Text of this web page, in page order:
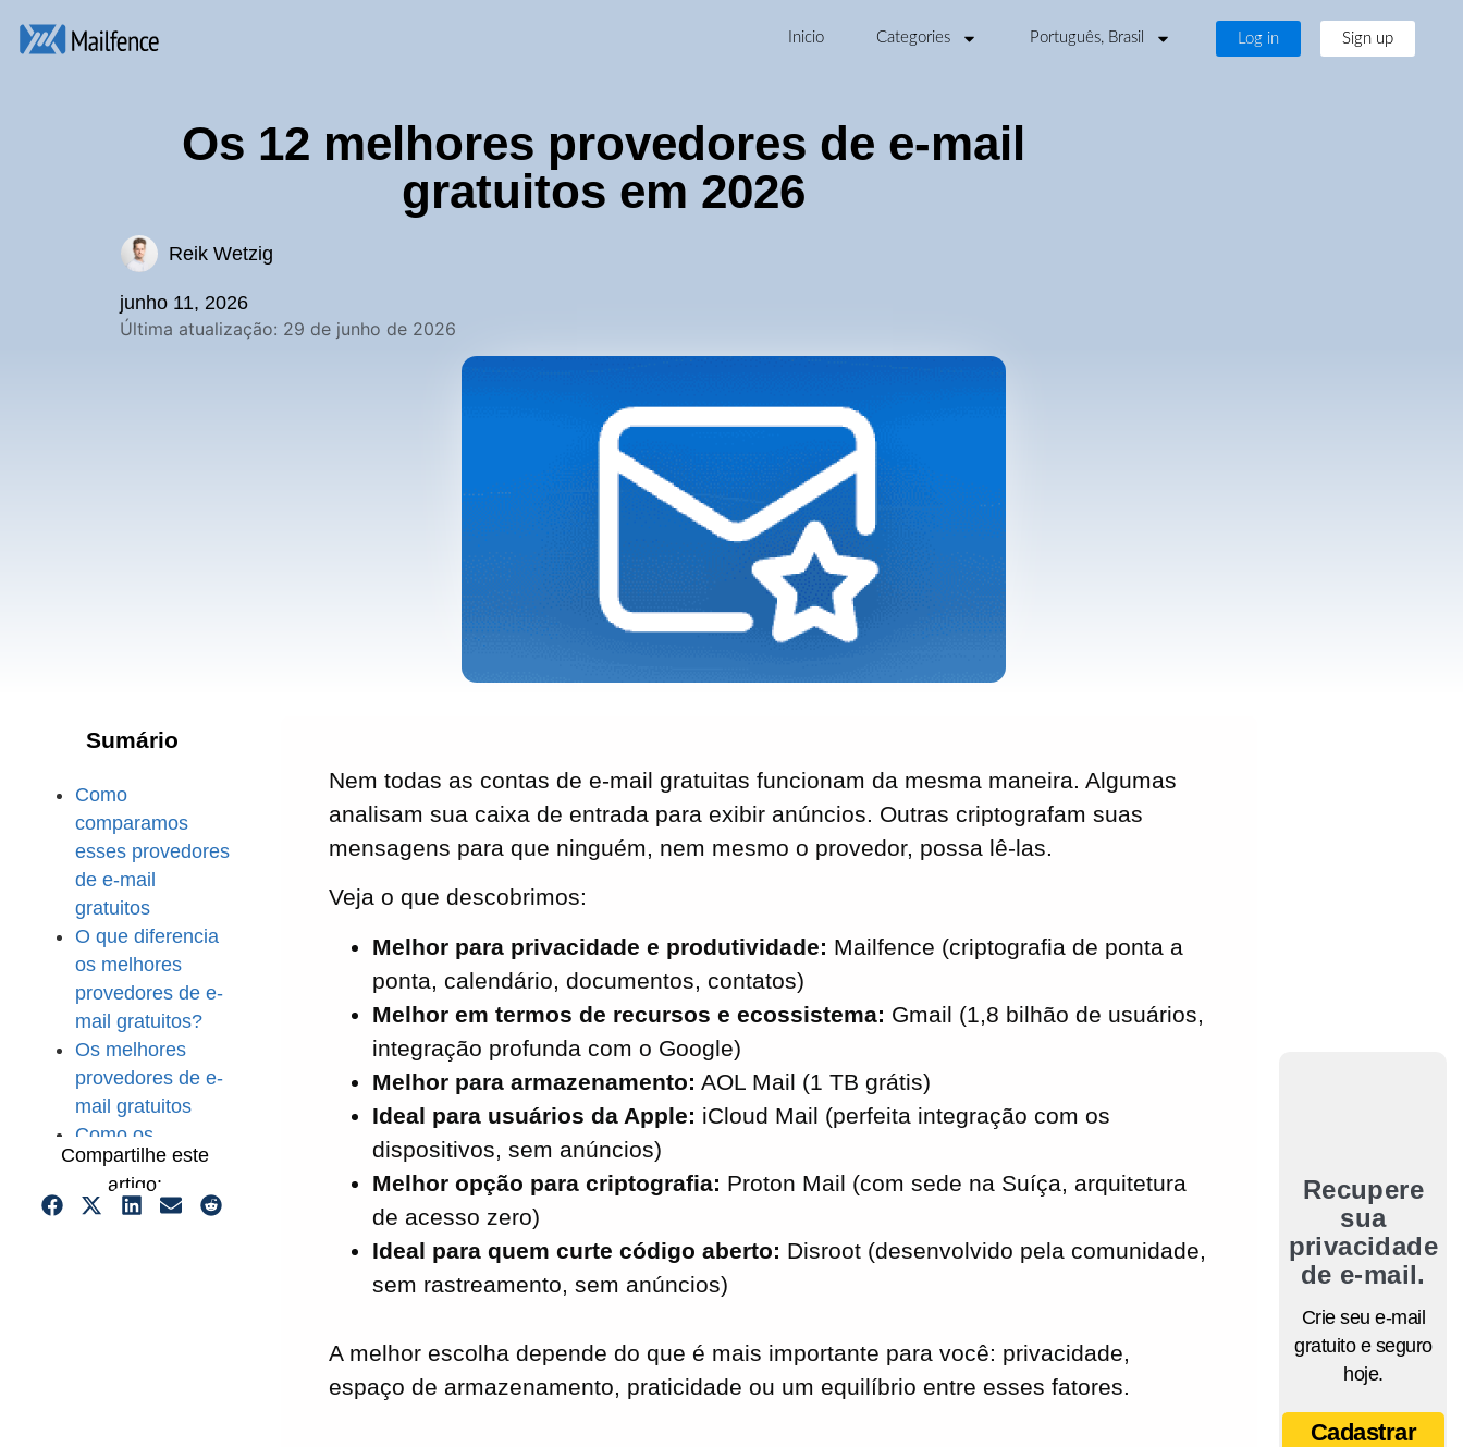
Inicio Categories Português, Brasil Log in Sign up
Os 12 melhores provedores de e-mail
gratuitos em 2026
Reik Wetzig
junho 11, 2026
Última atualização: 29 de junho de 2026
Sumário
Como
comparamos
esses provedores
de e-mail
gratuitos
O que diferencia
os melhores
provedores de e-
mail gratuitos?
Os melhores
provedores de e-
mail gratuitos
Como os
provedores de e-
mail gratuitos
ganham dinheiro?
Compartilhe este
artigo:
Nem todas as contas de e-mail gratuitas funcionam da mesma maneira. Algumas
analisam sua caixa de entrada para exibir anúncios. Outras criptografam suas
mensagens para que ninguém, nem mesmo o provedor, possa lê-las.
Veja o que descobrimos:
Melhor para privacidade e produtividade: Mailfence (criptografia de ponta a
ponta, calendário, documentos, contatos)
Melhor em termos de recursos e ecossistema: Gmail (1,8 bilhão de usuários,
integração profunda com o Google)
Melhor para armazenamento: AOL Mail (1 TB grátis)
Ideal para usuários da Apple: iCloud Mail (perfeita integração com os
dispositivos, sem anúncios)
Melhor opção para criptografia: Proton Mail (com sede na Suíça, arquitetura
de acesso zero)
Ideal para quem curte código aberto: Disroot (desenvolvido pela comunidade,
sem rastreamento, sem anúncios)
A melhor escolha depende do que é mais importante para você: privacidade,
espaço de armazenamento, praticidade ou um equilíbrio entre esses fatores.
Recupere
sua
privacidade
de e-mail.
Crie seu e-mail
gratuito e seguro
hoje.
Cadastrar